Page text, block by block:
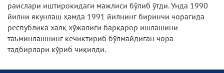
раислари иштирокидаги маж­лиси бўлиб ўтди. Унда 1990
йилни якунлаш ҳамда 1991 йилнинг биринчи чорагида
рес­публика халқ хўжалиги барқарор ишлашини
таъминлашнинг кечиктириб бўлмайдиган чора-
тадбирлари кўриб чиқилди.